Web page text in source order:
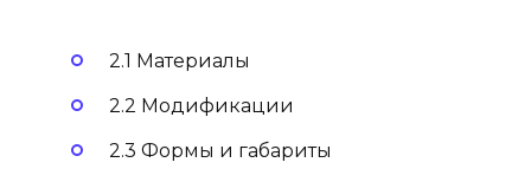
2.1 Материалы
2.2 Модификации
2.3 Формы и габариты